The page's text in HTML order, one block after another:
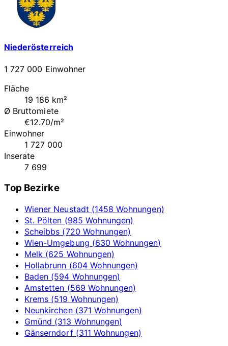
Niederösterreich
1 727 000 Einwohner
Fläche
19 186 km²
Ø Bruttomiete
€12.70/m²
Einwohner
1 727 000
Inserate
7 699
Top Bezirke
Wiener Neustadt (1458 Wohnungen)
St. Pölten (985 Wohnungen)
Scheibbs (720 Wohnungen)
Wien-Umgebung (630 Wohnungen)
Melk (625 Wohnungen)
Hollabrunn (604 Wohnungen)
Baden (594 Wohnungen)
Amstetten (569 Wohnungen)
Krems (519 Wohnungen)
Neunkirchen (371 Wohnungen)
Gmünd (313 Wohnungen)
Gänserndorf (311 Wohnungen)